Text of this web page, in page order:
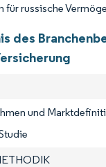
für russische
des
und